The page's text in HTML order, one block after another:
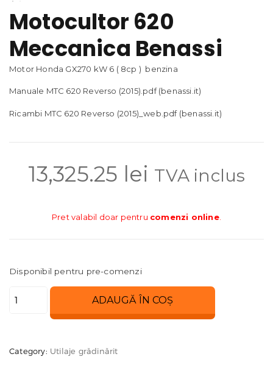
Motocultor 620
Meccanica Benassi
Motor Honda GX270 kW 6 ( 8cp ) benzina
Manuale MTC 620 Reverso (2015).pdf (benassi.it)
Ricambi MTC 620 Reverso (2015)_web.pdf (benassi.it)
13,325.25 lei TVA inclus
Pret valabil doar pentru comenzi online.
Disponibil pentru pre-comenzi
Cantitate
ADAUGĂ ÎN COȘ
Category: Utilaje grădinărit